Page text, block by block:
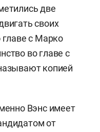
две
своих
главе с Марко
во главе с
копией
Вэнс имеет
от